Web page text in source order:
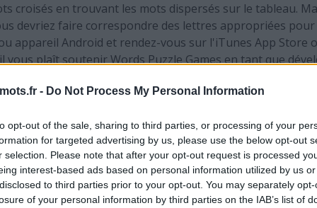
- Do Not Process My Personal Information
opt-out of the sale, sharing to third parties, or processing of your
for targeted advertising by us, please use the below opt-out
selection. Please note that after your opt-out request is processed
interest-based ads based on personal information utilized by us
to third parties prior to your opt-out. You may separately
of your personal information by third parties on the IAB’s list of
croisés en trouvant les mots dispersés sur le tableau.
devriez faire correspondre des lettres appropriées
appareil Android et rendez-vous sur l'iTunes App Store
plaît soutenir Words Puzzle Games en tant que
de joueur signifie plus de revenus pour le développeur
lettres. Entrez toutes les